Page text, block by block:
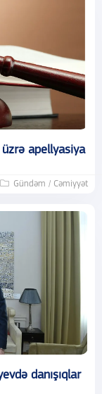
apellyasiya
Gündəm / Cəmiyyət
danışıqlar